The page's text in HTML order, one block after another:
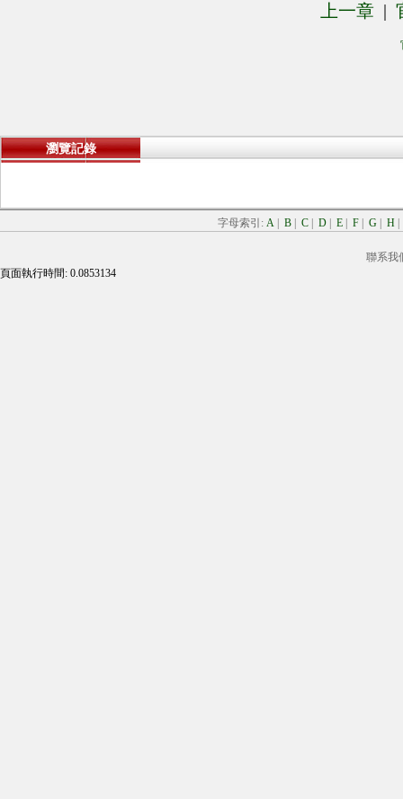
上一章 |
瀏覽記錄
字母索引: A B C D E F G H
聯系我
頁面執行時間: 0.0853134